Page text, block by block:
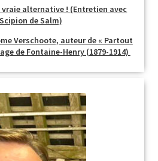
alternative ! (Entretien avec
Scipion de Salm)
Verschoote, auteur de « Partout
de Fontaine-Henry (1879-1914)